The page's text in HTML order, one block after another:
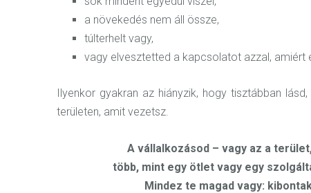
a növekedés nem áll össze,
túlterhelt vagy,
vagy elvesztetted a kapcsolatot azzal, amiért
Ilyenkor gyakran az hiányzik, hogy tisztábban
területen, amit vezetsz.
A vállalkozásod – vagy az a
több, mint egy ötlet vagy egy
Mindez te magad vagy: